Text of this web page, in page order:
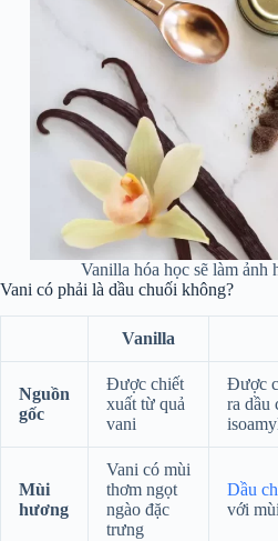
Vanilla hóa học sẽ làm ảnh
Vani có phải là dầu chuối không?
Vanilla
Nguồn
gốc
Được chiết
xuất từ quả
vani
Được
ra dầu
Mùi
hương
Vani có mùi
thơm ngọt
ngào đặc
trưng
Dầu
với